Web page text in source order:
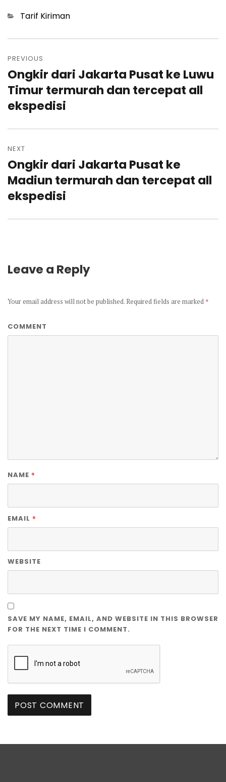
Categories
Tarif Kiriman
navigation
PREVIOUS
Previous
post:
Ongkir dari Jakarta Pusat ke Luwu
Timur termurah dan tercepat all
ekspedisi
NEXT
Next
post:
Ongkir dari Jakarta Pusat ke
Madiun termurah dan tercepat all
ekspedisi
Leave a Reply
Your email address will not be published. Required fields are marked *
COMMENT
NAME *
EMAIL *
WEBSITE
SAVE MY NAME, EMAIL, AND WEBSITE IN THIS BROWSER
FOR THE NEXT TIME I COMMENT.